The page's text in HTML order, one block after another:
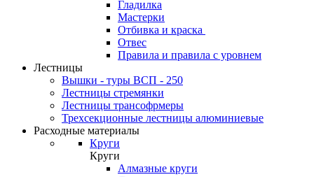
Гладилка
Мастерки
Отбивка и краска
Отвес
Правила и правила с уровнем
Лестницы
Вышки - туры ВСП - 250
Лестницы стремянки
Лестницы трансофрмеры
Трехсекционные лестницы алюминиевые
Расходные материалы
Круги
Круги
Алмазные круги